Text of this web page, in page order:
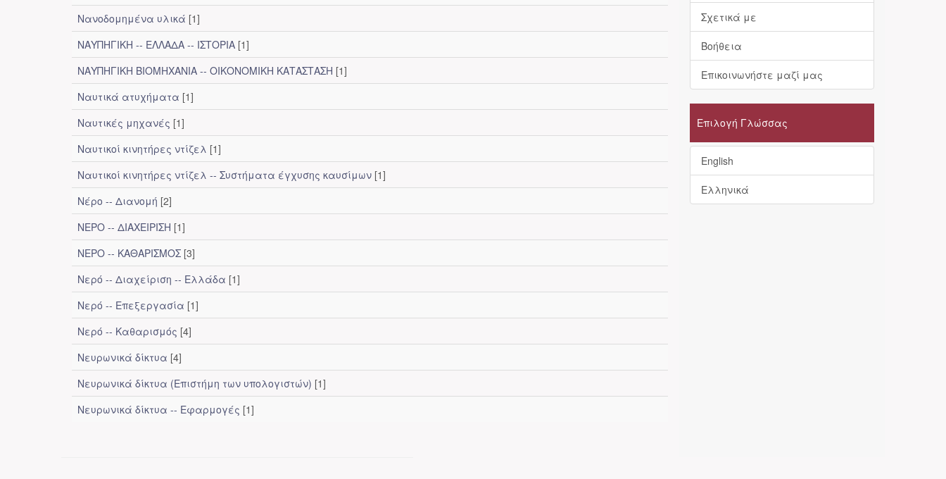
Νανοδομημένα υλικά [1]
ΝΑΥΠΗΓΙΚΗ -- ΕΛΛΑΔΑ -- ΙΣΤΟΡΙΑ [1]
ΝΑΥΠΗΓΙΚΗ ΒΙΟΜΗΧΑΝΙΑ -- ΟΙΚΟΝΟΜΙΚΗ ΚΑΤΑΣΤΑΣΗ [1]
Ναυτικά ατυχήματα [1]
Ναυτικές μηχανές [1]
Ναυτικοί κινητήρες ντίζελ [1]
Ναυτικοί κινητήρες ντίζελ -- Συστήματα έγχυσης καυσίμων [1]
Νέρο -- Διανομή [2]
ΝΕΡΟ -- ΔΙΑΧΕΙΡΙΣΗ [1]
ΝΕΡΟ -- ΚΑΘΑΡΙΣΜΟΣ [3]
Νερό -- Διαχείριση -- Ελλάδα [1]
Νερό -- Επεξεργασία [1]
Νερό -- Καθαρισμός [4]
Νευρωνικά δίκτυα [4]
Νευρωνικά δίκτυα (Επιστήμη των υπολογιστών) [1]
Νευρωνικά δίκτυα -- Εφαρμογές [1]
Σχετικά με
Βοήθεια
Επικοινωνήστε μαζί μας
Επιλογή Γλώσσας
English
Ελληνικά